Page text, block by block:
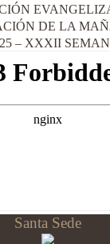
DE LA
– XXXII
Santa Sede